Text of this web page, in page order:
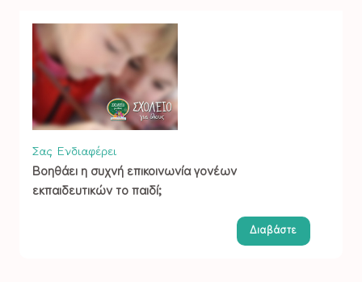
Σας Ενδιαφέρει
Βοηθάει η συχνή επικοινωνία γονέων
εκπαιδευτικών το παιδί;
Διαβάστε